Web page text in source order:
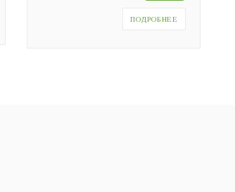
ПОДРОБНЕЕ